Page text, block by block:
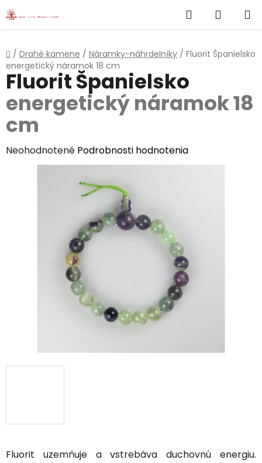
Prejsť
na
Hľadať
KOŠÍK
Domov
/ Drahé kamene / Náramky-náhrdelníky / Fluorit Španielsko
energetický náramok 18 cm
Fluorit uzemňuje a vstrebáva duchovnú energiu.
Fluorit Španielsko
energetický náramok 18
cm
Priemerné
hodnotenie
Neohodnotené Podrobnosti hodnotenia